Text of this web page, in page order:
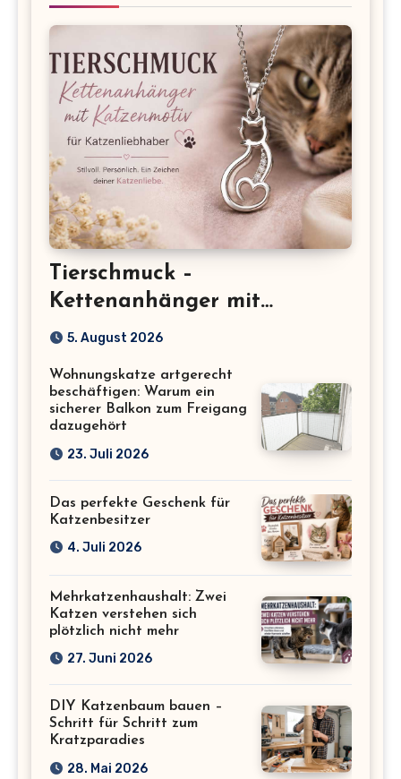
Tierschmuck –
Kettenanhänger mit
Katzenmotiv für
5. August 2026
Wohnungskatze artgerecht
beschäftigen: Warum ein
sicherer Balkon zum Freigang
dazugehört
23. Juli 2026
Das perfekte Geschenk für
Katzenbesitzer
4. Juli 2026
Mehrkatzenhaushalt: Zwei
Katzen verstehen sich
plötzlich nicht mehr
27. Juni 2026
DIY Katzenbaum bauen –
Schritt für Schritt zum
Kratzparadies
28. Mai 2026